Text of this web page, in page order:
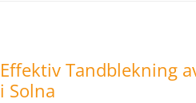
Effektiv Tandblekning
i Solna